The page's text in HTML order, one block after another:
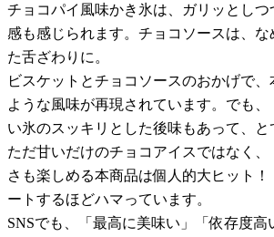
チョコパイ風味かき氷は、ガリッとし
感も感じられます。チョコソースは、な
た舌ざわりに。
ビスケットとチョコソースのおかげで
ような風味が再現されています。でも
い氷のスッキリとした後味もあって、と
ただ甘いだけのチョコアイスではなく、
さも楽しめる本商品は個人的大ヒット
ートするほどハマっています。
SNSでも、「最高に美味い」「依存度高